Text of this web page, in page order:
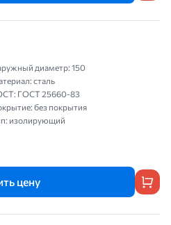
диаметр: 150
сталь
ГОСТ 25660-83
без покрытия
изолирующий
цену